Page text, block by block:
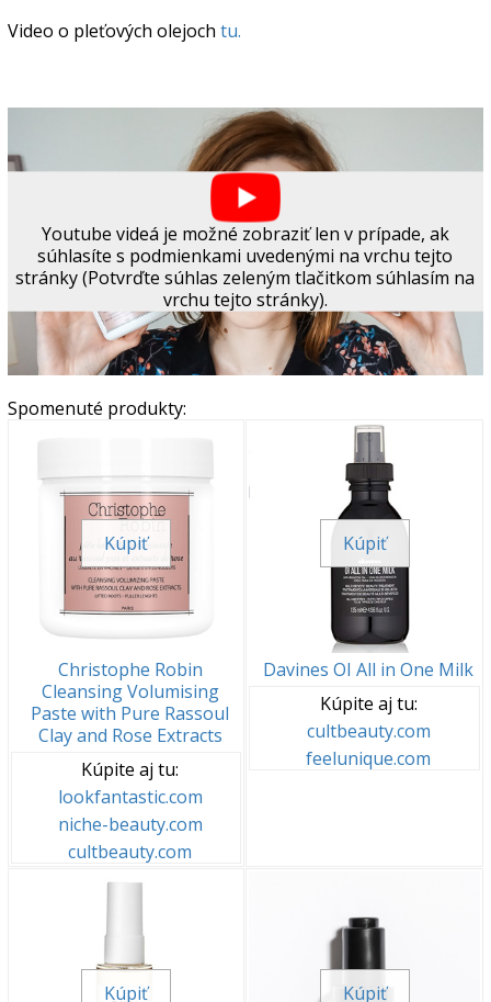
Video o pleťových olejoch tu.
Youtube videá je možné zobraziť len v prípade, ak
súhlasíte s podmienkami uvedenými na vrchu tejto
stránky (Potvrďte súhlas zeleným tlačitkom súhlasím na
vrchu tejto stránky).
Spomenuté produkty:
Kúpiť
Christophe Robin
Cleansing Volumising
Paste with Pure Rassoul
Clay and Rose Extracts
Kúpite aj tu:
lookfantastic.com
niche-beauty.com
cultbeauty.com
Kúpiť
Davines OI All in One Milk
Kúpite aj tu:
cultbeauty.com
feelunique.com
Kúpiť Kúpiť